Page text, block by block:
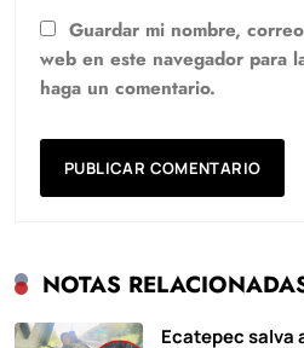
Guardar mi nombre,
web en este navegador para
haga un comentario.
NOTAS
Ecatepec salva